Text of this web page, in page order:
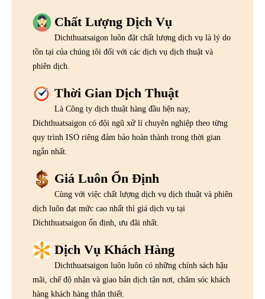
Chất Lượng Dịch Vụ
Dichthuatsaigon luôn đặt chất lượng dịch vụ là lý do
tồn tại của chúng tôi đối với các dịch vụ dịch thuật và
phiên dịch.
Thời Gian Dịch Thuật
Là Công ty dịch thuật hàng đầu hện nay,
Dichthuatsaigon có đội ngũ xử lí chuyên nghiệp theo từng
quy trình ISO riêng đảm bảo hoàn thành trong thời gian
ngắn nhất.
Giá Luôn Ổn Định
Cùng với việc chất lượng dịch vụ dịch thuật và phiên
dịch luôn đạt mức cao nhất thì giá dịch vụ tại
Dichthuatsaigon ổn định, ưu đãi nhất.
Dịch Vụ Khách Hàng
Dichthuatsaigon luôn luôn có những chính sách hậu
mãi, chế độ nhận và giao bản dịch tận nơi, chăm sóc khách
hàng khách hàng thân thiết.